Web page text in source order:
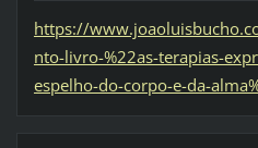
https://
nto-livro-%22as-terapias-
espelho-do-corpo-e-da-